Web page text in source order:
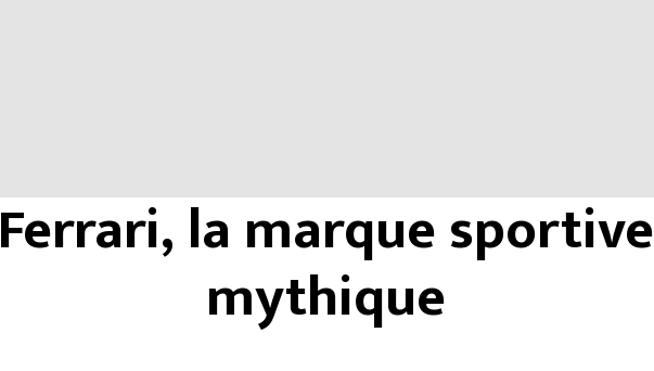
Ferrari, la marque sportive
mythique